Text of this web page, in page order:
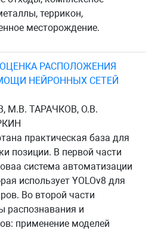
террикон,
месторождение.
РАСПОЛОЖЕНИЯ
НЕЙРОННЫХ СЕТЕЙ
М.В. ТАРАЧКОВ, О.В.
практическая база для
позиции. В первой части
система автоматизации
использует YOLOv8 для
Во второй части
распознавания и
применение моделей